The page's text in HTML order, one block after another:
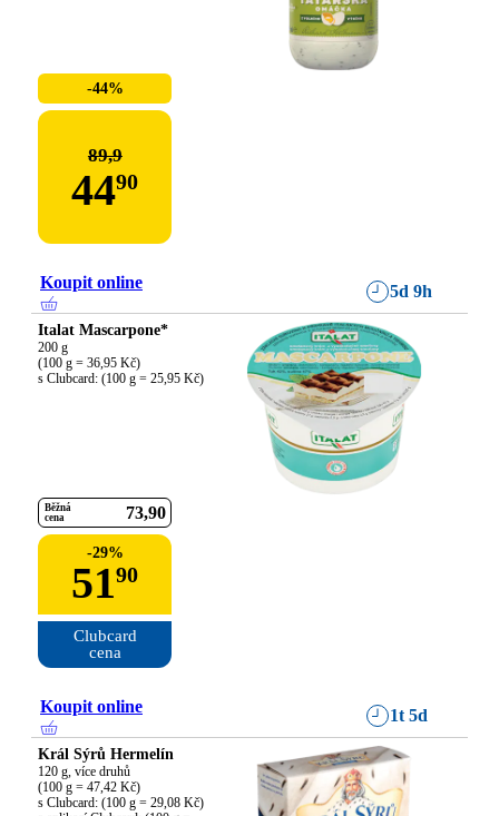
-44%
89,9
4490
Koupit online 5d 9h
Italat Mascarpone*
200 g
(100 g = 36,95 Kč)
s Clubcard: (100 g = 25,95 Kč)
Běžná
cena
73 90
-29%
5190
Clubcard
cena
Koupit online 1t 5d
Král Sýrů Hermelín
120 g, více druhů
(100 g = 47,42 Kč)
s Clubcard: (100 g = 29,08 Kč)